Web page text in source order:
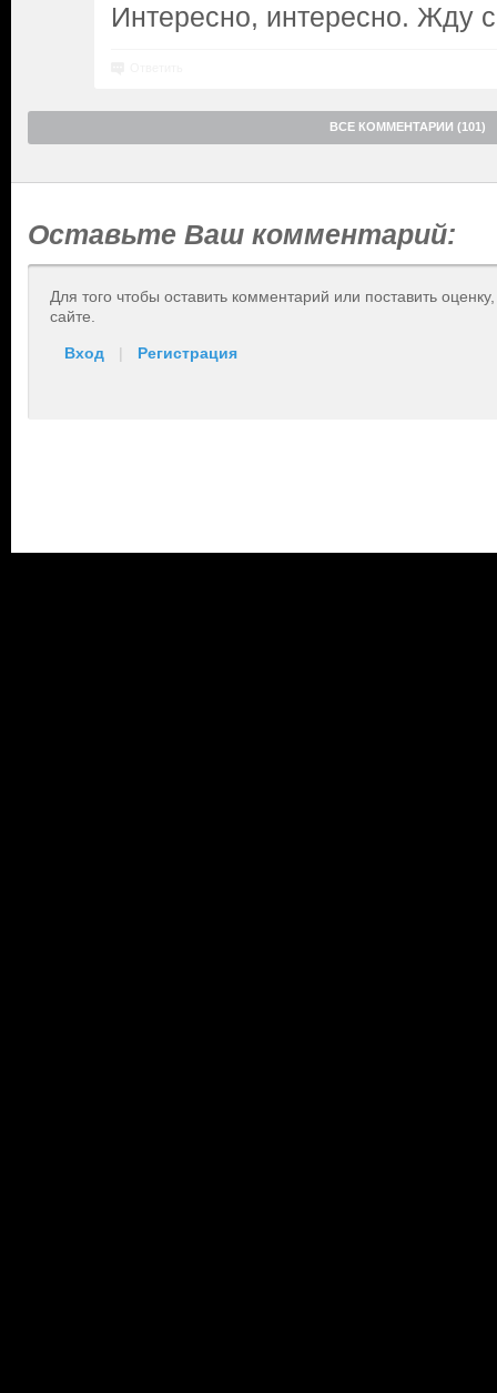
Интересно, интересно. Жду
ВСЕ КОММЕНТАРИИ (101)
Оставьте Ваш комментарий:
Для того чтобы оставить комментарий или поставить
сайте.
Вход | Регистрация